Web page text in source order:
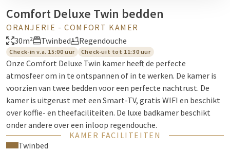
Comfort Deluxe Twin bedden
ORANJERIE - COMFORT KAMER
30m²
Twinbed Regendouche
Check-in v.a. 15:00 uur Check-uit tot 11:30 uur
Onze Comfort Deluxe Twin kamer heeft de perfecte
atmosfeer om in te ontspannen of in te werken. De kamer is
voorzien van twee bedden voor een perfecte nachtrust. De
kamer is uitgerust met een Smart-TV, gratis WIFI en beschikt
over koffie- en theefaciliteiten. De luxe badkamer beschikt
onder andere over een inloop regendouche.
KAMER FACILITEITEN
Twinbed